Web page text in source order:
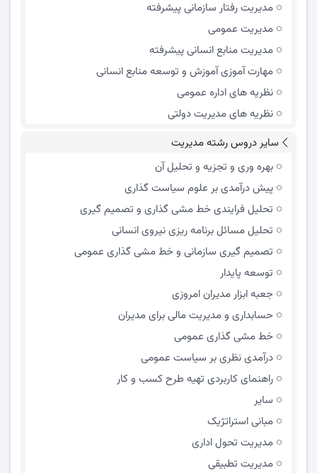
مدیریت رفتار سازمانی پیشرفته
مدیریت عمومی
مدیریت منابع انسانی پیشرفته
مهارت آموزی آموزش و توسعه منابع انسانی
نظریه های اداره عمومی
نظریه های مدیریت دولتی
سایر دروس رشته مدیریت
بهره وری و تجزیه و تحلیل آن
پیش درآمدی بر علوم سیاست گذاری
تحلیل فرایندی خط مشی گذاری و تصمیم گیری
تحلیل مسائل برنامه ریزی نیروی انسانی
تصمیم گیری سازمانی و خط مشی گذاری عمومی
توسعه پایدار
جعبه ابزار مدیران امروزی
حسابداری و مدیریت مالی برای مدیران
خط مشی گذاری عمومی
درآمدی نظری بر سیاست عمومی
راهنمای کاربردی تهیه طرح کسب و کار
سایر
مبانی استراتژیک
مدیریت تحول اداری
مدیریت تطبیقی